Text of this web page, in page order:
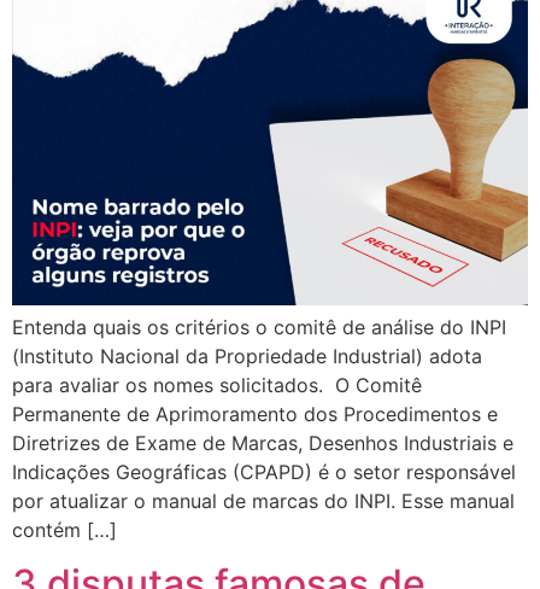
Entenda quais os critérios o comitê de análise do INPI
(Instituto Nacional da Propriedade Industrial) adota
para avaliar os nomes solicitados. O Comitê
Permanente de Aprimoramento dos Procedimentos e
Diretrizes de Exame de Marcas, Desenhos Industriais e
Indicações Geográficas (CPAPD) é o setor responsável
por atualizar o manual de marcas do INPI. Esse manual
contém […]